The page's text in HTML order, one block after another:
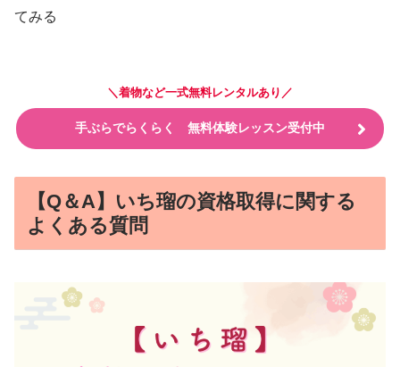
てみる
＼着物など一式無料レンタルあり／
手ぶらでらくらく 無料体験レッスン受付中
【Q＆A】いち瑠の資格取得に関する
よくある質問